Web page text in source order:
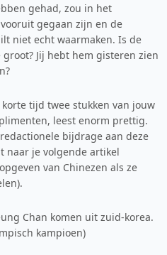
gehad, zou in het
gegaan zijn en de
niet echt waarmaken. Is de
Jij hebt hem gisteren zien
tijd twee stukken van jouw
leest enorm prettig.
bijdrage aan deze
naar je volgende artikel
van Chinezen als ze
Chan komen uit zuid-korea.
kampioen)